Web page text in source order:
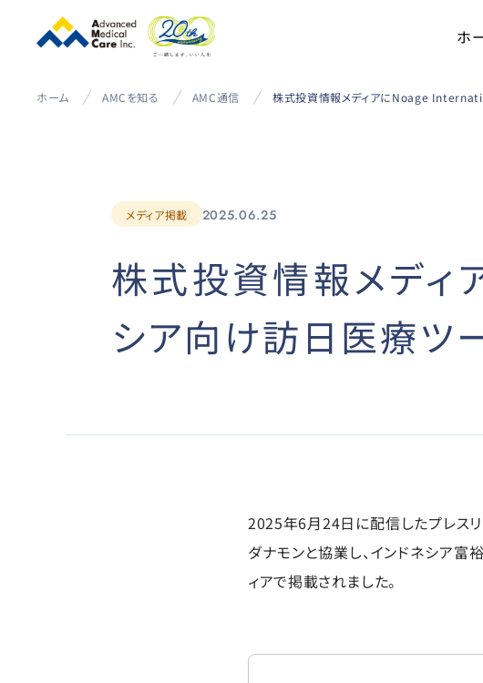
ホ
ホーム AMCを知る AMC通信
メディア掲載 2025.06.25
株式投資情報メデ
シア向け訪日医療ツ
2025年6月24日に配信したプレスリ
ダナモンと協業し、インドネシア
ィアで掲載されました。